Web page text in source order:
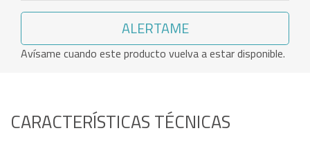
ALERTAME
Avísame cuando este producto vuelva a estar disponible.
CARACTERÍSTICAS TÉCNICAS